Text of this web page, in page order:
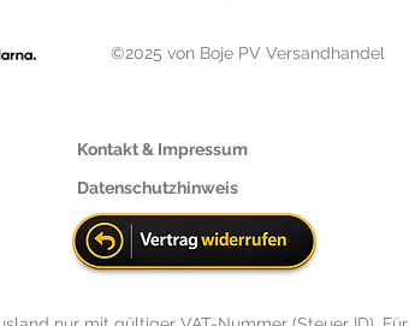
©2025 von Boje PV Versandhandel
Kontakt & Impressum
Datenschutzhinweis